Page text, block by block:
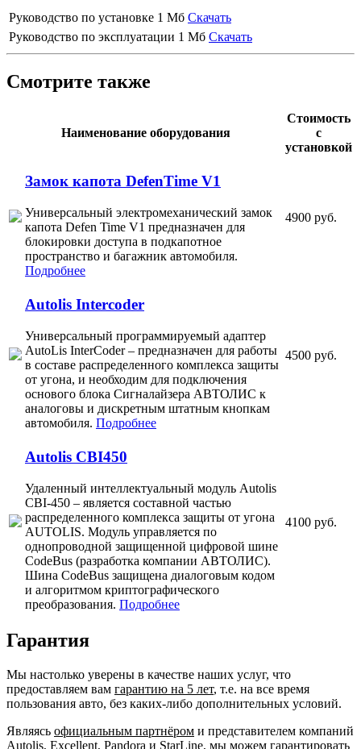
Руководство по установке 1 Мб Скачать
Руководство по эксплуатации 1 Мб Скачать
Смотрите также
Наименование оборудования
Стоимость
с
установкой
Замок капота DefenTime V1
Универсальный электромеханический замок
капота Defen Time V1 предназначен для
блокировки доступа в подкапотное
пространство и багажник автомобиля.
Подробнее
4900 руб.
Autolis Intercoder
Универсальный программируемый адаптер
AutoLis InterCoder – предназначен для работы
в составе распределенного комплекса защиты
от угона, и необходим для подключения
основого блока Сигналайзера АВТОЛИС к
аналоговы и дискретным штатным кнопкам
автомобиля. Подробнее
4500 руб.
Autolis CBI450
Удаленный интеллектуальный модуль Autolis
CBI-450 – является составной частью
распределенного комплекса защиты от угона
AUTOLIS. Модуль управляется по
однопроводной защищенной цифровой шине
CodeBus (разработка компании АВТОЛИС).
Шина CodeBus защищена диалоговым кодом
и алгоритмом криптографического
преобразования. Подробнее
4100 руб.
Гарантия
Мы настолько уверены в качестве наших услуг, что
предоставляем вам гарантию на 5 лет, т.е. на все время
пользования авто, без каких-либо дополнительных условий.
Являясь официальным партнёром и представителем компаний
Autolis, Excellent, Pandora и StarLine, мы можем гарантировать